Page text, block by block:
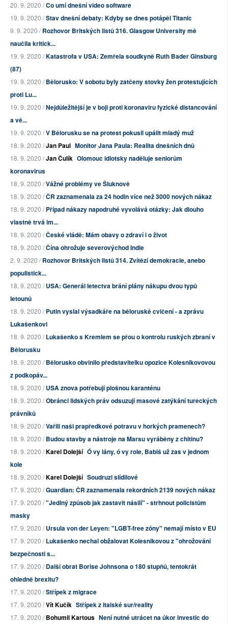
20. 9. 2020 /Co umí dnešní video software
19. 9. 2020 /Stav dnešní debaty: Kdyby se dnes potápěl Titanic
9. 9. 2020 /Rozhovor Britských listů 316. Glasgow University mě
naučila kritick...
19. 9. 2020 /Katastrofa v USA: Zemřela soudkyně Ruth Bader Ginsburg
(87)
19. 9. 2020 /Bělorusko: V sobotu byly zatčeny stovky žen protestujících
proti Lu...
19. 9. 2020 /Nejdůležitější je v boji proti koronaviru fyzické distancování
a vě...
19. 9. 2020 /V Bělorusku se na protest pokusil upálit mladý muž
18. 9. 2020 /Jan Paul Monitor Jana Paula: Realita dnešních dnů
18. 9. 2020 /Jan Čulík Olomouc idiotsky naděluje seniorům
koronavirus
18. 9. 2020 /Vážné problémy ve Šluknově
18. 9. 2020 /ČR zaznamenala za 24 hodin více než 3000 nových nákaz
18. 9. 2020 /Případ nákazy napodruhé vyvolává otázky: Jak dlouho
vlastně trvá im...
18. 9. 2020 /České vládě: Mám obavy o zdraví i o život
18. 9. 2020 /Čína ohrožuje severovýchod Indie
2. 9. 2020 /Rozhovor Britských listů 314. Zvítězí demokracie, anebo
populistick...
18. 9. 2020 /USA: Generál letectva brání plány nákupu dvou typů
letounů
18. 9. 2020 /Putin vyslal výsadkáře na běloruské cvičení - a zprávu
Lukašenkovi
18. 9. 2020 /Lukašenko s Kremlem se přou o kontrolu ruských zbraní v
Bělorusku
18. 9. 2020 /Bělorusko obvinilo představitelku opozice Kolesnikovovou
z podkopáv...
18. 9. 2020 /USA znova potřebují plošnou karanténu
18. 9. 2020 /Obránci lidských práv odsuzují masové zatýkání tureckých
právníků
18. 9. 2020 /Vařili naši prapředkové potravu v horkých pramenech?
18. 9. 2020 /Budou stavby a nástroje na Marsu vyráběny z chitinu?
18. 9. 2020 /Karel Dolejší Ó vy lány, ó vy role, Babiš už zas v jednom
kole
18. 9. 2020 /Karel Dolejší Soudruzi slídilové
17. 9. 2020 /Guardian: ČR zaznamenala rekordních 2139 nových nákaz
17. 9. 2020 /"Jediný způsob jak zastavit násilí" - strhnout policistům
masky
17. 9. 2020 /Ursula von der Leyen: "LGBT-free zóny" nemají místo v EU
17. 9. 2020 /Lukašenko nechal obžalovat Kolesnikovou z "ohrožování
bezpečnosti s...
17. 9. 2020 /Další obrat Borise Johnsona o 180 stupňů, tentokrát
ohledně brexitu?
17. 9. 2020 /Střípek z migrace
17. 9. 2020 /Vít Kučík Střípek z italské sur/reality
17. 9. 2020 /Bohumil Kartous Není nutné utrácet na úkor investic do